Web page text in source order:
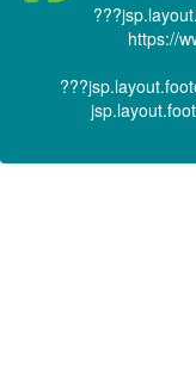
https://